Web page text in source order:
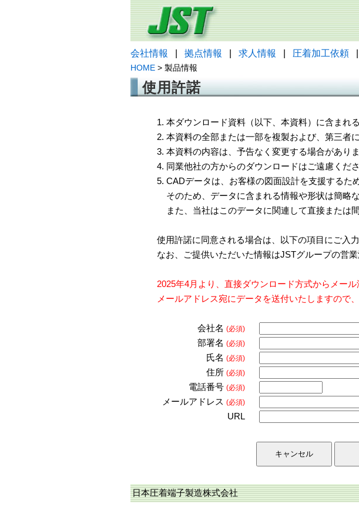
会社情報 拠点情報 求人情報 圧着加工依頼
HOME > 製品情報
使用許諾
1. 本ダウンロード資料（以下、本資料）に含まれ
2. 本資料の全部または一部を複製および、第三者
3. 本資料の内容は、予告なく変更する場合があり
4. 同業他社の方からのダウンロードはご遠慮くださ
5. CADデータは、お客様の図面設計を支援するた
そのため、データに含まれる情報や形状は簡略
また、当社はこのデータに関連して直接または
使用許諾に同意される場合は、以下の項目にご入
なお、ご提供いただいた情報はJSTグループの営
2025年4月より、直接ダウンロード方式からメー
メールアドレス宛にデータを送付いたしますので
会社名 (必須)
部署名 (必須)
氏名 (必須)
住所 (必須)
電話番号 (必須)
メールアドレス (必須)
URL
日本圧着端子製造株式会社